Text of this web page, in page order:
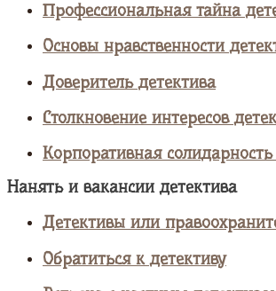
Профессиональная тайна
Основы нравственности
Доверитель детектива
Столкновение интересов
Корпоративная солидарность
Нанять и вакансии детектива
Детективы или
Обратиться к детективу